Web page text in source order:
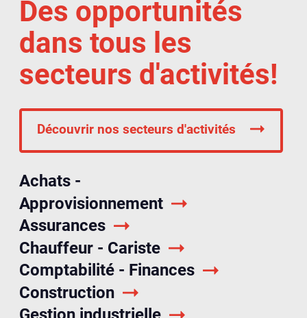
Des opportunités
dans tous les
secteurs d'activités!
Découvrir nos secteurs d'activités
Achats -
Approvisionnement
Assurances
Chauffeur - Cariste
Comptabilité - Finances
Construction